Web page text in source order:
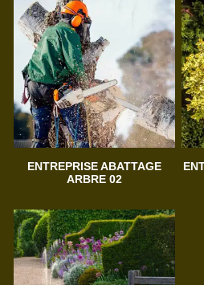
ENTREPRISE ABATTAGE
ARBRE 02